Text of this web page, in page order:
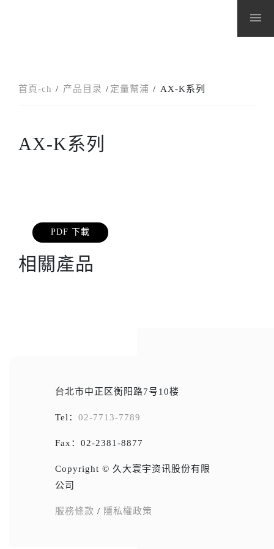
menu
首頁-ch 产品目录 定量幫浦 AX-K系列
AX-K系列
PDF 下載
相關產品
台北市中正区衡阳路7号10楼
Tel： 02-7713-7789
Fax：02-2381-8877
Copyright © 久大寰宇资讯股份有限
公司
服務條款 / 隱私權政策